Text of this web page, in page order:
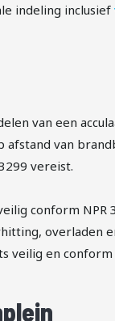
indeling inclusief
van een
van
vereist.
conform NPR
overladen
veilig en